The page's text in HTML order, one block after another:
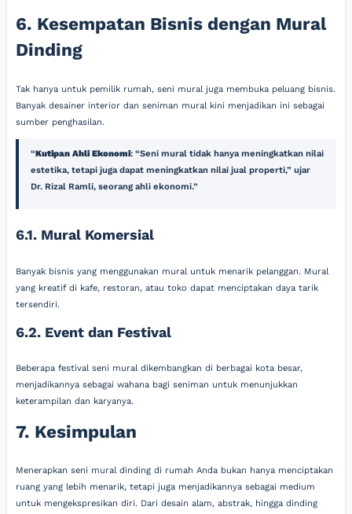
6. Kesempatan Bisnis dengan Mural
Dinding
Tak hanya untuk pemilik rumah, seni mural juga membuka peluang bisnis.
Banyak desainer interior dan seniman mural kini menjadikan ini sebagai
sumber penghasilan.
Kutipan Ahli Ekonomi: “Seni mural tidak hanya meningkatkan nilai
estetika, tetapi juga dapat meningkatkan nilai jual properti,” ujar
Dr. Rizal Ramli, seorang ahli ekonomi.
6.1. Mural Komersial
Banyak bisnis yang menggunakan mural untuk menarik pelanggan. Mural
yang kreatif di kafe, restoran, atau toko dapat menciptakan daya tarik
tersendiri.
6.2. Event dan Festival
Beberapa festival seni mural dikembangkan di berbagai kota besar,
menjadikannya sebagai wahana bagi seniman untuk menunjukkan
keterampilan dan karyanya.
7. Kesimpulan
Menerapkan seni mural dinding di rumah Anda bukan hanya menciptakan
ruang yang lebih menarik, tetapi juga menjadikannya sebagai medium
untuk mengekspresikan diri. Dari desain alam, abstrak, hingga dinding